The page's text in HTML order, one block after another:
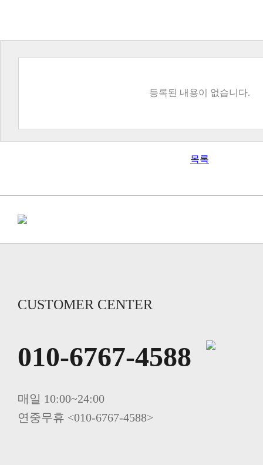
등록된 내용이 없습니다.
목록
CUSTOMER CENTER
010-6767-4588
매일 10:00~24:00
연중무휴 <010-6767-4588>